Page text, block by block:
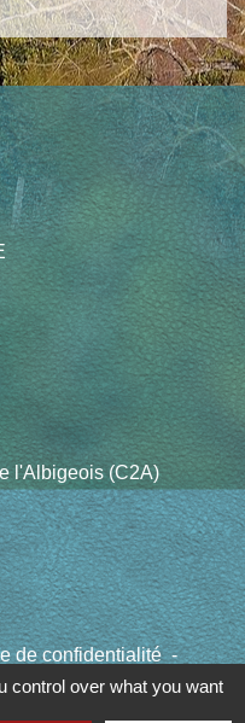
l'Albigeois (C2A)
de confidentialité -
- Gestion des cookies
control over what you want